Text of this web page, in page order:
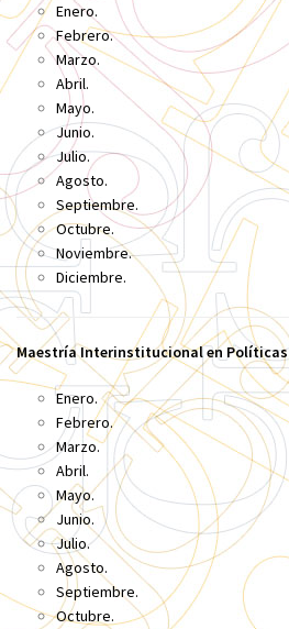
Enero.
Febrero.
Marzo.
Abril.
Mayo.
Junio.
Julio.
Agosto.
Septiembre.
Octubre.
Noviembre.
Diciembre.
Maestría Interinstitucional en Políticas
Enero.
Febrero.
Marzo.
Abril.
Mayo.
Junio.
Julio.
Agosto.
Septiembre.
Octubre.